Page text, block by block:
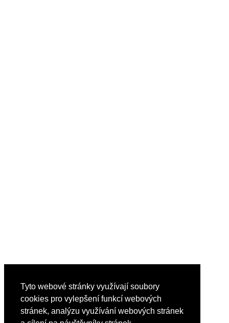
Tyto webové stránky využívají soubory
cookies pro vylepšení funkcí webových
stránek, analýzu využívání webových stránek